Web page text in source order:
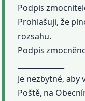
Podpis
Prohlašuji, že
rozsahu.
Podpis
Je nezbytné,
Poště, na